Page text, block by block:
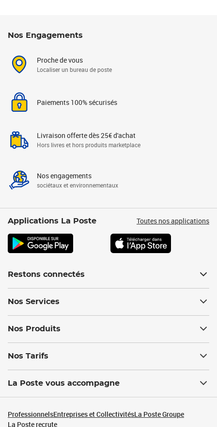
Nos Engagements
Proche de vous
Localiser un bureau de poste
Paiements 100% sécurisés
Livraison offerte dès 25€ d'achat
Hors livres et hors produits marketplace
Nos engagements
sociétaux et environnementaux
Applications La Poste Toutes nos applications
Restons connectés
Nos Services
Nos Produits
Nos Tarifs
La Poste vous accompagne
ProfessionnelsEntreprises et CollectivitésLa Poste Groupe
La Poste recrute